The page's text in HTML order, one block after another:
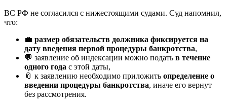
ВС РФ не согласился с нижестоящими судами. Суд напомнил,
что:
💼 размер обязательств должника фиксируется на
дату введения первой процедуры банкротства,
💬 заявление об индексации можно подать в течение
одного года с этой даты,
📎 к заявлению необходимо приложить определение о
введении процедуры банкротства, иначе его вернут
без рассмотрения.